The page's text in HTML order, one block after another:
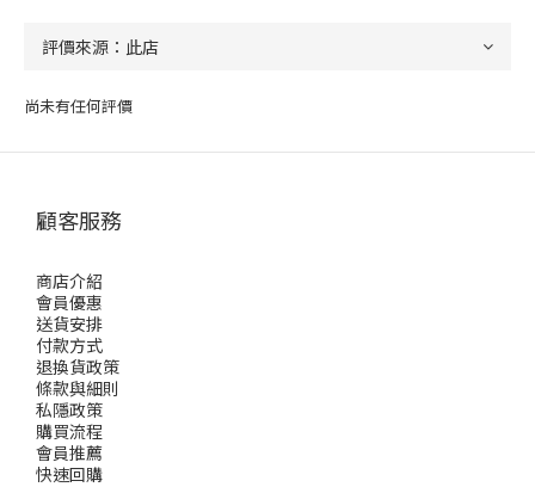
尚未有任何評價
顧客服務
商店介紹
會員優惠
送貨安排
付款方式
退換貨政策
條款與細則
私隱政策
購買流程
會員推薦
快速回購